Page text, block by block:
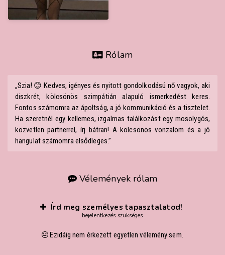
Rólam
„Szia! 😊 Kedves, igényes és nyitott gondolkodású nő vagyok, aki
diszkrét, kölcsönös szimpátián alapuló ismerkedést keres.
Fontos számomra az ápoltság, a jó kommunikáció és a tisztelet.
Ha szeretnél egy kellemes, izgalmas találkozást egy mosolygós,
közvetlen partnerrel, írj bátran! A kölcsönös vonzalom és a jó
hangulat számomra elsődleges.”
Vélemények rólam
Írd meg személyes tapasztalatod!
bejelentkezés szükséges
Ezidáig nem érkezett egyetlen vélemény sem.